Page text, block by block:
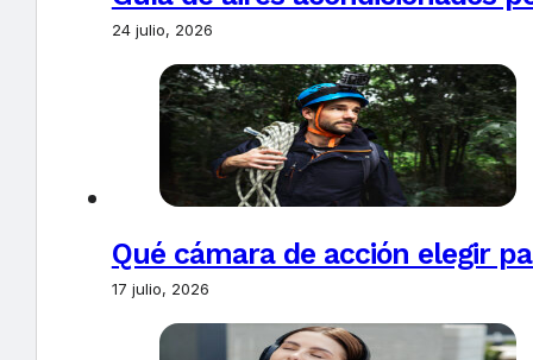
24 julio, 2026
Qué cámara de acción elegir
17 julio, 2026